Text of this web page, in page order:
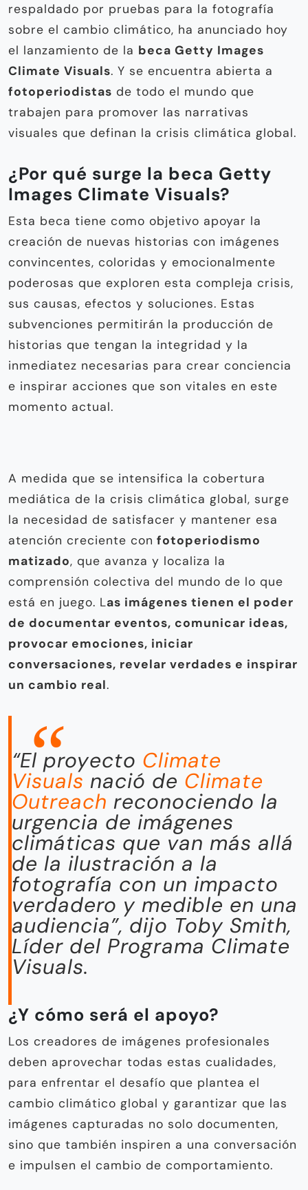
respaldado por pruebas para la fotografía
sobre el cambio climático, ha anunciado hoy
el lanzamiento de la beca Getty Images
Climate Visuals. Y se encuentra abierta a
fotoperiodistas de todo el mundo que
trabajen para promover las narrativas
visuales que definan la crisis climática global.
¿Por qué surge la beca Getty
Images Climate Visuals?
Esta beca tiene como objetivo apoyar la
creación de nuevas historias con imágenes
convincentes, coloridas y emocionalmente
poderosas que exploren esta compleja crisis,
sus causas, efectos y soluciones. Estas
subvenciones permitirán la producción de
historias que tengan la integridad y la
inmediatez necesarias para crear conciencia
e inspirar acciones que son vitales en este
momento actual.
A medida que se intensifica la cobertura
mediática de la crisis climática global, surge
la necesidad de satisfacer y mantener esa
atención creciente con fotoperiodismo
matizado, que avanza y localiza la
comprensión colectiva del mundo de lo que
está en juego. Las imágenes tienen el poder
de documentar eventos, comunicar ideas,
provocar emociones, iniciar
conversaciones, revelar verdades e inspirar
un cambio real.
“El proyecto Climate
Visuals nació de Climate
Outreach reconociendo la
urgencia de imágenes
climáticas que van más allá
de la ilustración a la
fotografía con un impacto
verdadero y medible en una
audiencia”, dijo Toby Smith,
Líder del Programa Climate
Visuals.
¿Y cómo será el apoyo?
Los creadores de imágenes profesionales
deben aprovechar todas estas cualidades,
para enfrentar el desafío que plantea el
cambio climático global y garantizar que las
imágenes capturadas no solo documenten,
sino que también inspiren a una conversación
e impulsen el cambio de comportamiento.